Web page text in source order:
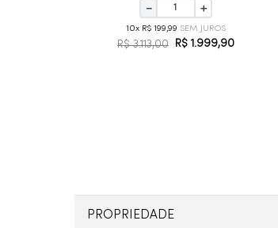
＋
－
10 R$ 199,99
R$ 3.113,00 R$ 1 .999,90
PROPRIEDADE